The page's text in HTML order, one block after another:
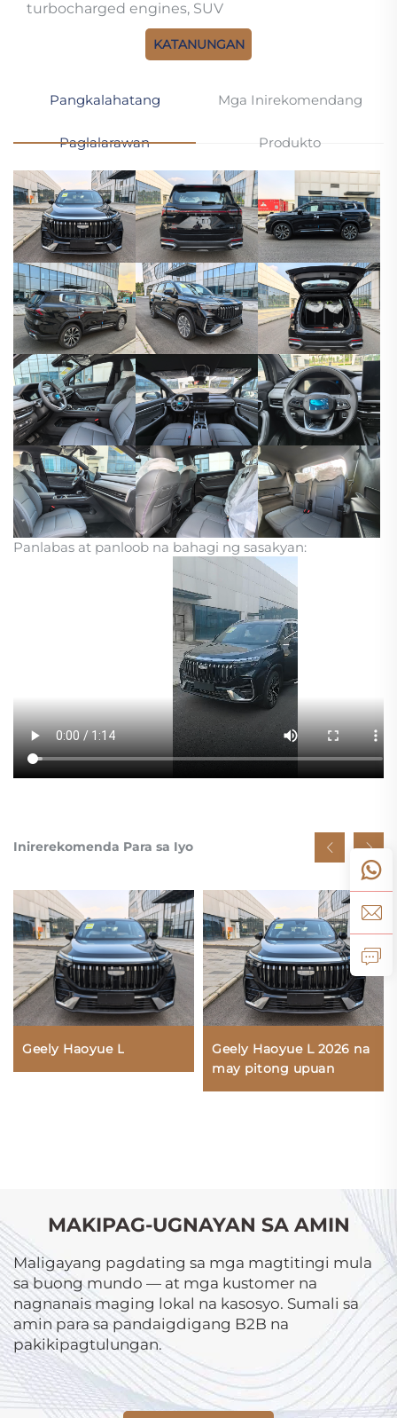
turbocharged engines, SUV
KATANUNGAN
Pangkalahatang
Paglalarawan
Mga Inirekomendang
Produkto
Panlabas at panloob na bahagi ng sasakyan:
Inirerekomenda Para sa Iyo
Geely Haoyue L
Geely Haoyue L 2026 na
may pitong upuan
MAKIPAG-UGNAYAN SA AMIN
Maligayang pagdating sa mga magtitingi mula
sa buong mundo — at mga kustomer na
nagnanais maging lokal na kasosyo. Sumali sa
amin para sa pandaigdigang B2B na
pakikipagtulungan.